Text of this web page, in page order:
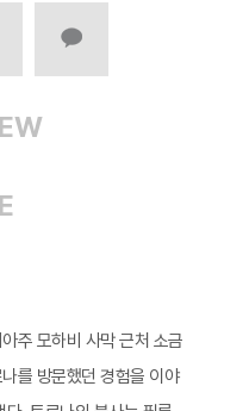
주 모하비 사막 근처 소금
를 방문했던 경험을 이야